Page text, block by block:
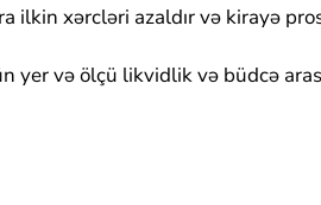
ilkin xərcləri azaldır və kirayə
yer və ölçü likvidlik və büdcə